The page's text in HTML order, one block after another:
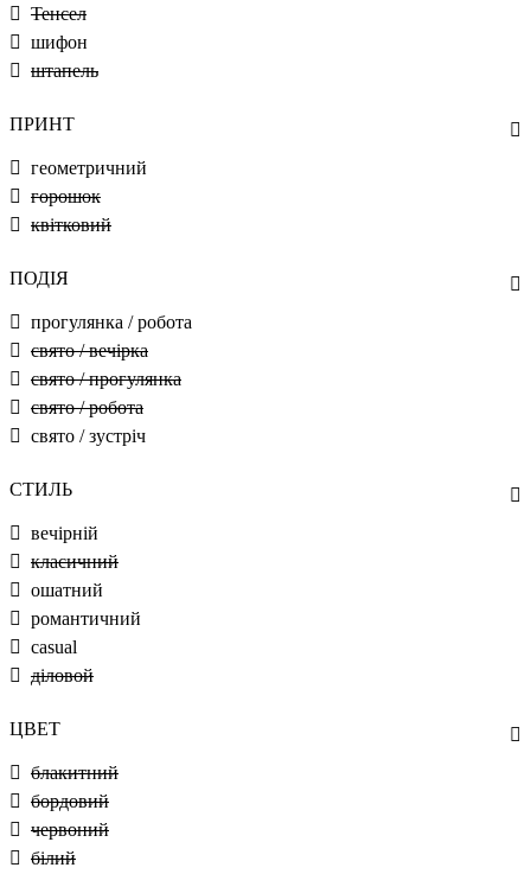
Тенсел
шифон
штапель
ПРИНТ
геометричний
горошок
квітковий
ПОДІЯ
прогулянка / робота
свято / вечірка
свято / прогулянка
свято / робота
свято / зустріч
СТИЛЬ
вечірній
класичний
ошатний
романтичний
casual
діловой
ЦВЕТ
блакитний
бордовий
червоний
білий